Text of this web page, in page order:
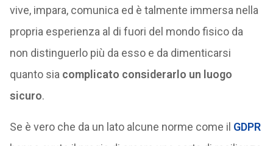
vive, impara, comunica ed è talmente immersa nella
propria esperienza al di fuori del mondo fisico da
non distinguerlo più da esso e da dimenticarsi
quanto sia complicato considerarlo un luogo
sicuro.
Se è vero che da un lato alcune norme come il GDPR